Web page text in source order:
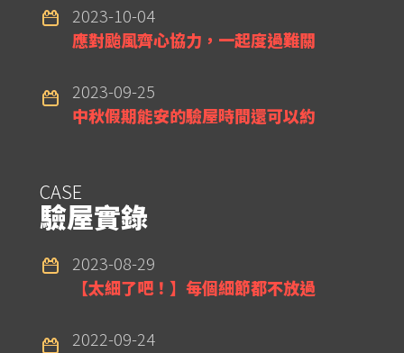
2023-10-04
應對颱風齊心協力，一起度過難關
2023-09-25
中秋假期能安的驗屋時間還可以約
CASE
驗屋實錄
2023-08-29
【太細了吧！】每個細節都不放過
2022-09-24